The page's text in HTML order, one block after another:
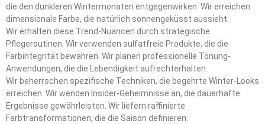
die den dunkleren Wintermonaten entgegenwirken. Wir erreichen
dimensionale Farbe, die natürlich sonnengeküsst aussieht.
Wir erhalten diese Trend-Nuancen durch strategische
Pflegeroutinen. Wir verwenden sulfatfreie Produkte, die die
Farbintegrität bewahren. Wir planen professionelle Tönung-
Anwendungen, die die Lebendigkeit aufrechterhalten.
Wir beherrschen spezifische Techniken, die begehrte Winter-Looks
erreichen. Wir wenden Insider-Geheimnisse an, die dauerhafte
Ergebnisse gewährleisten. Wir liefern raffinierte
Farbtransformationen, die die Saison definieren.